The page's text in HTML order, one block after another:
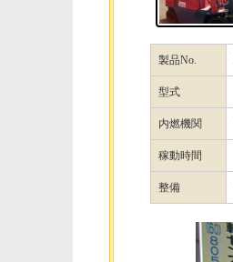
製品No.
型式
内燃機関
稼動時間
整備